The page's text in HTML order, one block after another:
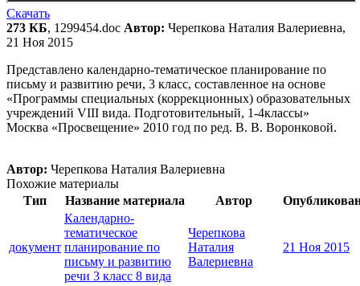
Скачать
273 КБ, 1299454.doc Автор: Черепкова Наталия Валериевна,
21 Ноя 2015
Представлено календарно-тематическое планирование по
письму и развитию речи, 3 класс, составленное на основе
«Программы специальных (коррекционных) образовательных
учреждений VIII вида. Подготовительный, 1-4классы»
Москва «Просвещение» 2010 год по ред. В. В. Воронковой.
Автор: Черепкова Наталия Валериевна
Похожие материалы
Тип
Название материала Автор
документ
Календарно-
тематическое
планирование по
письму и развитию
речи 3 класс 8 вида
Черепкова
Наталия
Валериевна
21 Ноя 2015